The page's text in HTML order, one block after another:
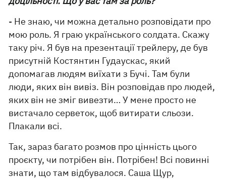
- Не знаю, чи можна детально розповідати про
мою роль. Я граю українського солдата. Скажу
таку річ. Я був на презентації трейлеру, де був
присутній Костянтин Гудаускас, який
допомагав людям виїхати з Бучі. Там були
люди, яких він вивіз. Він розповідав про людей,
яких він не зміг вивезти… У мене просто не
вистачало серветок, щоб витирати сльози.
Плакали всі.
Так, зараз багато розмов про цінність цього
проєкту, чи потрібен він. Потрібен! Всі повинні
знати, що там відбувалося. Саша Щур,